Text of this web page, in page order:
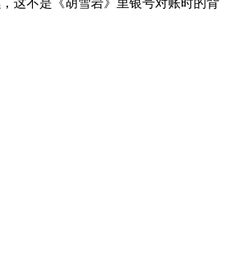
这不是《胡雪岩》里银号对账时的背